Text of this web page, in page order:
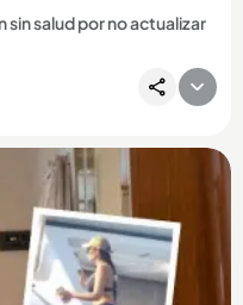
salud por no actualizar
a todos los ciudadanos
para que mantuvieran